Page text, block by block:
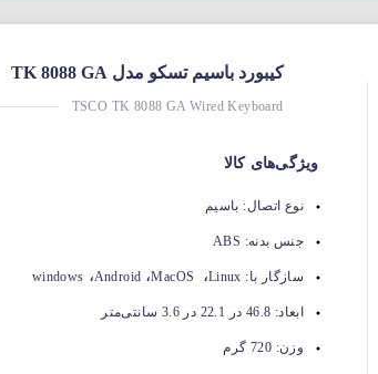
کیبورد باسیم تسکو مدل TK 8088 GA
TSCO TK 8088 GA Wired Keyboard
ویژگی‌های کالا
نوع اتصال: باسیم
جنس بدنه: ABS
سازگار با: Linux، ، Android، windows
ابعاد: 46.8 در 22.1 در 3.6 سانتی‌متر
وزن: 720 گرم